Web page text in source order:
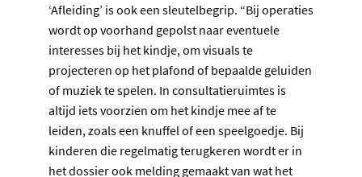
‘Afleiding’ is ook een sleutelbegrip. “Bij operaties
wordt op voorhand gepolst naar eventuele
interesses bij het kindje, om visuals te
projecteren op het plafond of bepaalde geluiden
of muziek te spelen. In consultatieruimtes is
altijd iets voorzien om het kindje mee af te
leiden, zoals een knuffel of een speelgoedje. Bij
kinderen die regelmatig terugkeren wordt er in
het dossier ook melding gemaakt van wat het